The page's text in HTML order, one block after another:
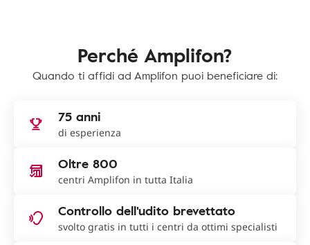
Perché Amplifon?
Quando ti affidi ad Amplifon puoi beneficiare di:
75 anni
di esperienza
Oltre 800
centri Amplifon in tutta Italia
Controllo dell'udito brevettato
svolto gratis in tutti i centri da ottimi specialisti